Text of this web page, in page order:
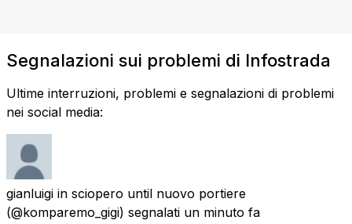
Segnalazioni sui problemi di Infostrada
Ultime interruzioni, problemi e segnalazioni di problemi
nei social media:
gianluigi in sciopero until nuovo portiere
(@komparemo_gigi) segnalati un minuto fa